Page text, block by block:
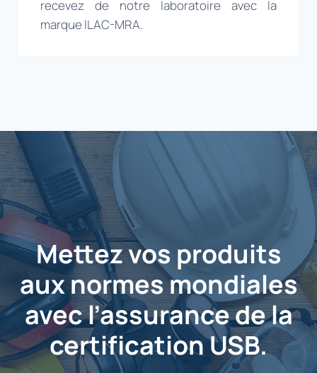
recevez de notre laboratoire avec la
marque ILAC-MRA.
Mettez vos produits
aux normes mondiales
avec l’assurance de la
certification USB.